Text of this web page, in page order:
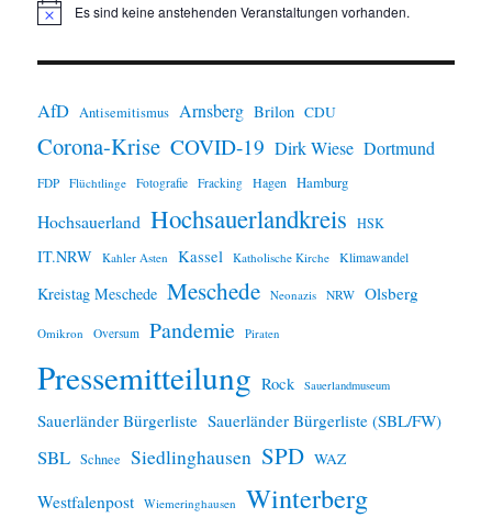
H
Es sind keine anstehenden Veranstaltungen vorhanden.
AfD Antisemitismus Arnsberg Brilon CDU
Corona-Krise COVID-19 Dirk Wiese Dortmund
FDP Flüchtlinge Fotografie Fracking Hagen Hamburg
Hochsauerland Hochsauerlandkreis HSK
IT.NRW Kahler Asten Kassel Katholische Kirche Klimawandel
Kreistag Meschede Meschede Neonazis NRW Olsberg
Omikron Oversum Pandemie Piraten
Pressemitteilung Rock Sauerlandmuseum
Sauerländer Bürgerliste Sauerländer Bürgerliste (SBL/FW)
SBL Schnee Siedlinghausen SPD WAZ
Westfalenpost Wiemeringhausen Winterberg